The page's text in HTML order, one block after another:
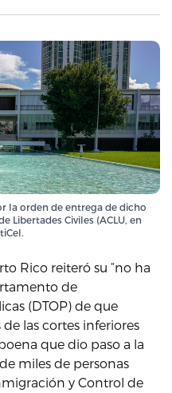
la orden de entrega de dicho
Libertades Civiles (ACLU, en
Rico reiteró su “no ha
de
(DTOP) de que
las cortes inferiores
que dio paso a la
miles de personas
y Control de